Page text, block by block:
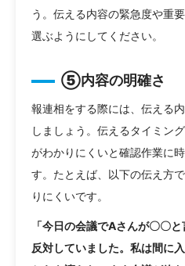
う。伝える内容の緊急度や重
選ぶようにしてください。
⑤内容の明確さ
報連相をする際には、伝える
しましょう。伝えるタイミン
がわかりにくいと確認作業に
す。たとえば、以下の伝え方
りにくいです。
「今日の会議でAさんが〇〇
反対していました。私は間に